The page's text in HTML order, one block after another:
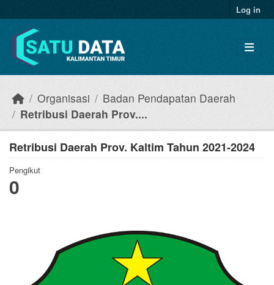
Log in
Organisasi
Badan Pendapatan Daerah
Retribusi Daerah Prov....
Retribusi Daerah Prov. Kaltim Tahun 2021-2024
Pengikut
0